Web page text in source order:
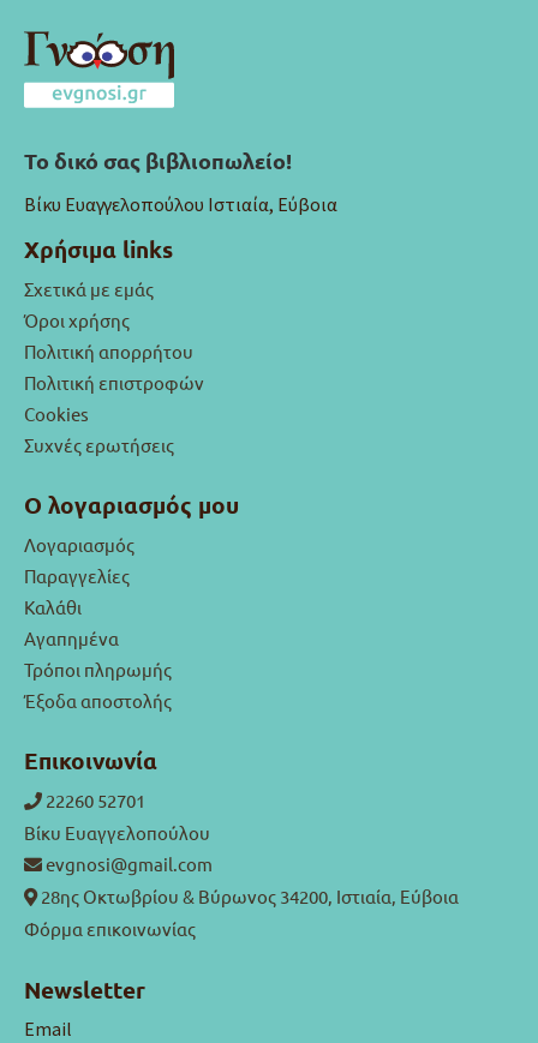
Το δικό σας βιβλιοπωλείο!
Βίκυ Ευαγγελοπούλου Ιστιαία, Εύβοια
Χρήσιμα links
Σχετικά με εμάς
Όροι χρήσης
Πολιτική απορρήτου
Πολιτική επιστροφών
Cookies
Συχνές ερωτήσεις
Ο λογαριασμός μου
Λογαριασμός
Παραγγελίες
Καλάθι
Αγαπημένα
Τρόποι πληρωμής
Έξοδα αποστολής
Επικοινωνία
22260 52701
Βίκυ Ευαγγελοπούλου
evgnosi@gmail.com
28ης Οκτωβρίου & Βύρωνος 34200, Ιστιαία, Εύβοια
Φόρμα επικοινωνίας
Newsletter
Email